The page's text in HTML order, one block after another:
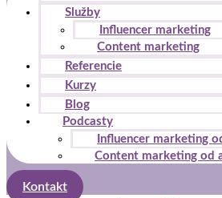
Služby
Influencer marketing
Content marketing
Referencie
Kurzy
Blog
Podcasty
Influencer marketing
Content marketing od
Kontakt